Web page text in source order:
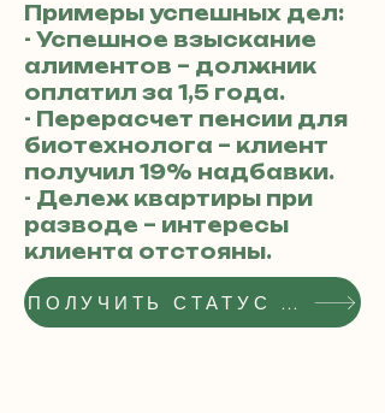
Примеры успешных дел:
- Успешное взыскание
алиментов – должник
оплатил за 1,5 года.
- Перерасчет пенсии для
биотехнолога – клиент
получил 19% надбавки.
- Дележ квартиры при
разводе – интересы
клиента отстояны.
ПОЛУЧИТЬ СТАТУС РЕКОМЕНДОВАННОГО АДВОКАТА